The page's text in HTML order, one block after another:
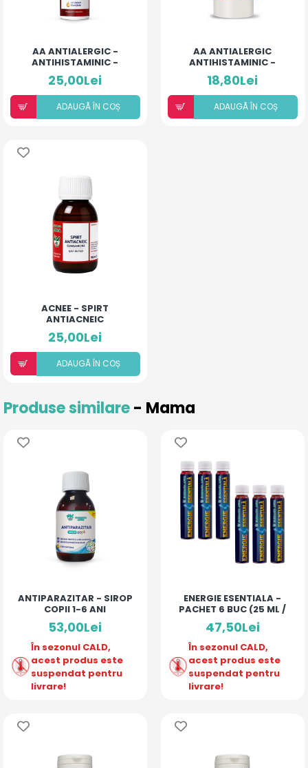
AA ANTIALERGIC -
ANTIHISTAMINIC -
SOLUȚIE ALCOOLICĂ CU
10% ULEIURI ESENȚIALE
25,00Lei
ADAUGÃ ÎN COȘ
AA ANTIALERGIC
ANTIHISTAMINIC -
PUDRĂ PENTRU COPII ȘI
ADULȚI
18,80Lei
ADAUGÃ ÎN COȘ
ACNEE - SPIRT
ANTIACNEIC
25,00Lei
ADAUGÃ ÎN COȘ
Produse similare- Mama
ANTIPARAZITAR - SIROP
COPII 1-6 ANI
53,00Lei
În sezonul CALD,
acest produs este
suspendat pentru
livrare!
ENERGIE ESENTIALA -
PACHET 6 BUC (25 ML /
MONODOZA)
47,50Lei
În sezonul CALD,
acest produs este
suspendat pentru
livrare!